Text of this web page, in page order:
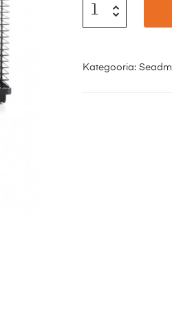
Kategooria: